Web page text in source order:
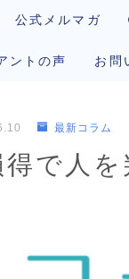
公式メルマガ
ントの声 お問
最新コラム
得で人